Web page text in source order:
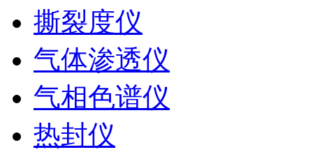
撕裂度仪
气体渗透仪
气相色谱仪
热封仪